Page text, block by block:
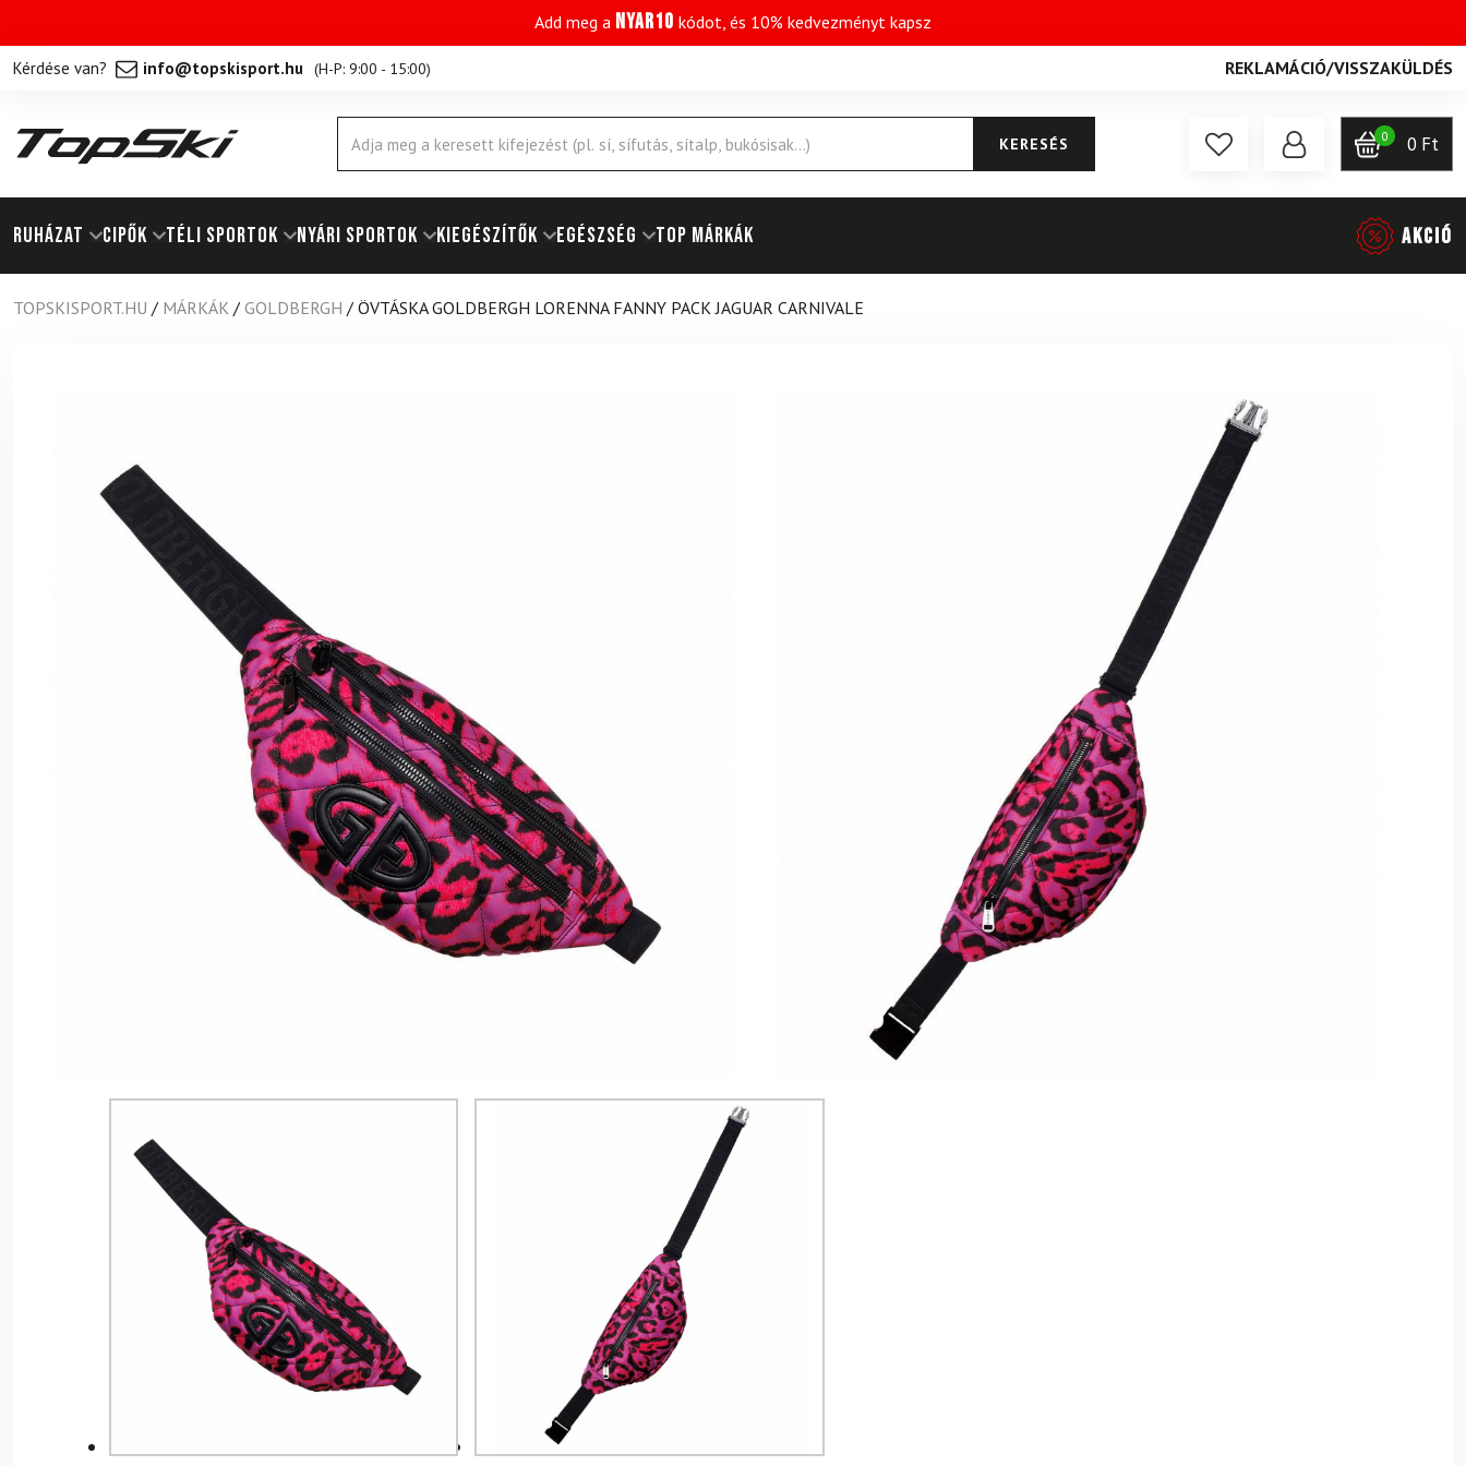
Add meg a NYAR10 kódot, és 10% kedvezményt kapsz
Kérdése van? info@topskisport.hu (H-P: 9:00 - 15:00) REKLAMÁCIÓ/VISSZAKÜLDÉS
Products
search
KERESÉS 0 0 Ft
RUHÁZAT Cipők TÉLI SPORTOK NYÁRI SPORTOK KIEGÉSZÍTŐK EGÉSZSÉG Top márkák AKCIÓ
TOPSKISPORT.HU / MÁRKÁK / GOLDBERGH / ÖVTÁSKA GOLDBERGH LORENNA FANNY PACK JAGUAR CARNIVALE